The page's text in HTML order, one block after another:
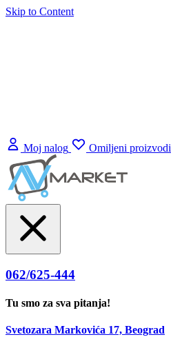
Skip to Content
Moj nalog Omiljeni proizvodi
062/625-444
Tu smo za sva pitanja!
Svetozara Markovića 17, Beograd